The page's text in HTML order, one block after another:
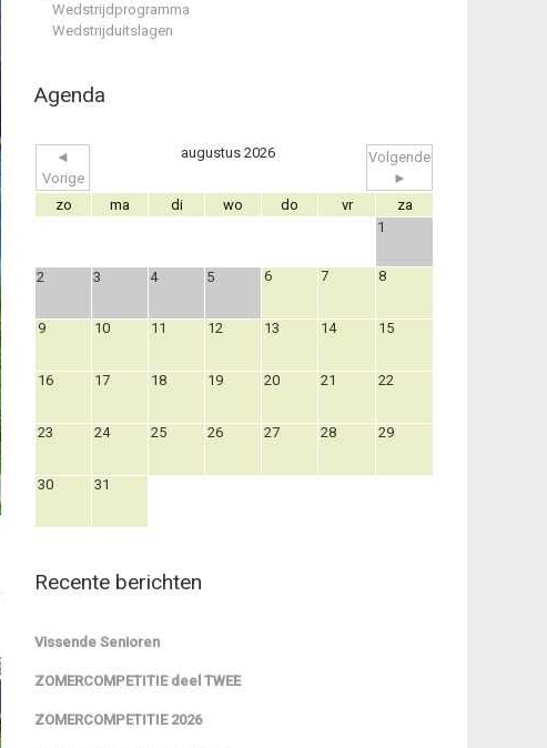
Wedstrijdprogramma
Wedstrijduitslagen
Agenda
◄
Vorige
augustus 2026
Volgende
►
zo
ma di wo do vr
za
1
2 3 4 5 6 7 8
9 10 11 12 13 14 15
16 17 18 19 20 21 22
23 24 25 26 27 28 29
30 31
Recente berichten
Vissende Senioren
ZOMERCOMPETITIE deel TWEE
ZOMERCOMPETITIE 2026